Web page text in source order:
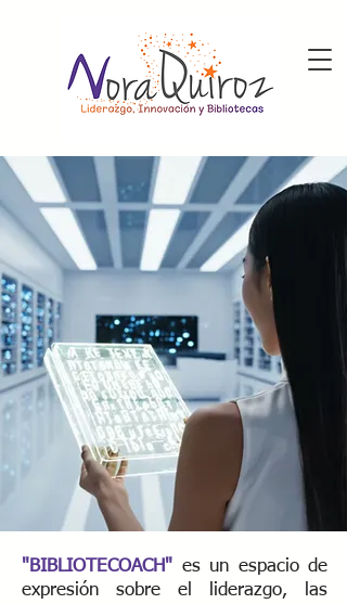
"BIBLIOTECOACH" es un espacio de
expresión sobre el liderazgo, las